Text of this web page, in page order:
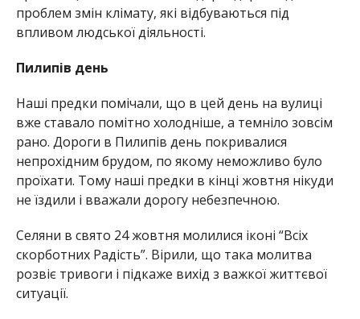
проблем змін клімату, які відбуваються під
впливом людської діяльності.
Пилипів день
Наші предки помічали, що в цей день на вулиці
вже ставало помітно холодніше, а темніло зовсім
рано. Дороги в Пилипів день покривалися
непрохідним брудом, по якому неможливо було
проїхати. Тому наші предки в кінці жовтня нікуди
не їздили і вважали дорогу небезпечною.
Селяни в свято 24 жовтня молилися іконі “Всіх
скорботних Радість”. Вірили, що така молитва
розвіє тривоги і підкаже вихід з важкої життєвої
ситуації.